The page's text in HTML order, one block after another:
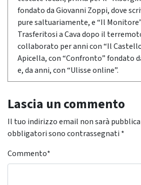
fondato da Giovanni Zoppi, dove
pure saltuariamente, e “Il
Trasferitosi a Cava dopo il
collaborato per anni con “Il
Apicella, con “Confronto” fondato
e, da anni, con “Ulisse online”.
Lascia un commento
Il tuo indirizzo email non sarà
obbligatori sono contrassegnati *
Commento*